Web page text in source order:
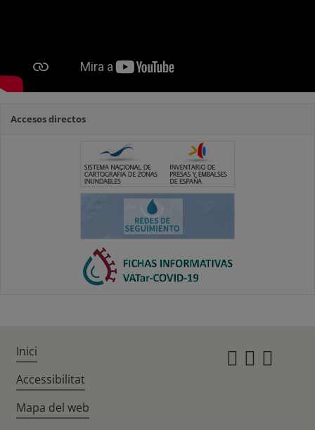
Accesos directos
Inici
Accessibilitat
Mapa del web